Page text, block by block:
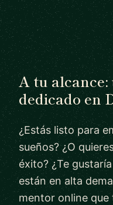
A tu
dedicado en
¿Estás listo para
sueños? ¿O
éxito? ¿Te
están en alta
mentor online que